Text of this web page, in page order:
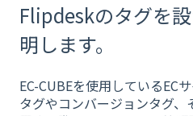
Flipdeskのタグを
明します。
EC-CUBEを使用しているEC
タグやコンバージョンタグ